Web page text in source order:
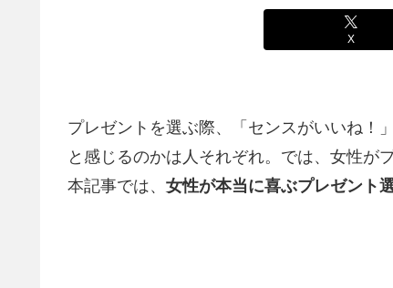
X
プレゼントを選ぶ際、「センスがいいね！
と感じるのかは人それぞれ。では、女性が
本記事では、 女性が本当に喜ぶプレゼント